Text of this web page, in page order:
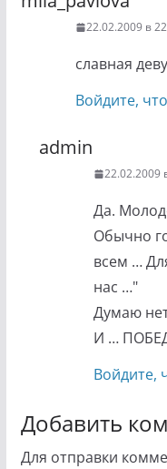
22.02.2009 в
славная
Войдите,
admin
22.02.2009
Да.
Обычно
всем …
нас …"
Думаю
И …
Войдите,
Добавить
Для отправки